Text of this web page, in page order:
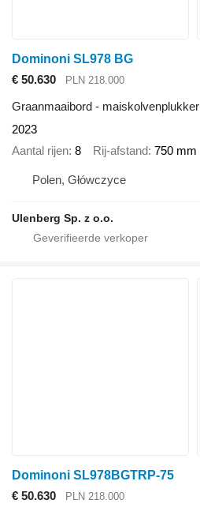
Dominoni SL978 BG
€ 50.630
PLN 218.000
Graanmaaibord - maiskolvenplukker
2023
Aantal rijen 8 Rij-afstand 750 mm
Polen, Główczyce
Ulenberg Sp. z o.o.
Dominoni SL978BGTRP-75
€ 50.630
PLN 218.000